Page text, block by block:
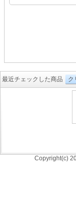
最近チェックした商品 ク
Copyright(c)